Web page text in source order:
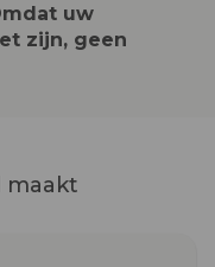
uw
zijn, geen
maakt